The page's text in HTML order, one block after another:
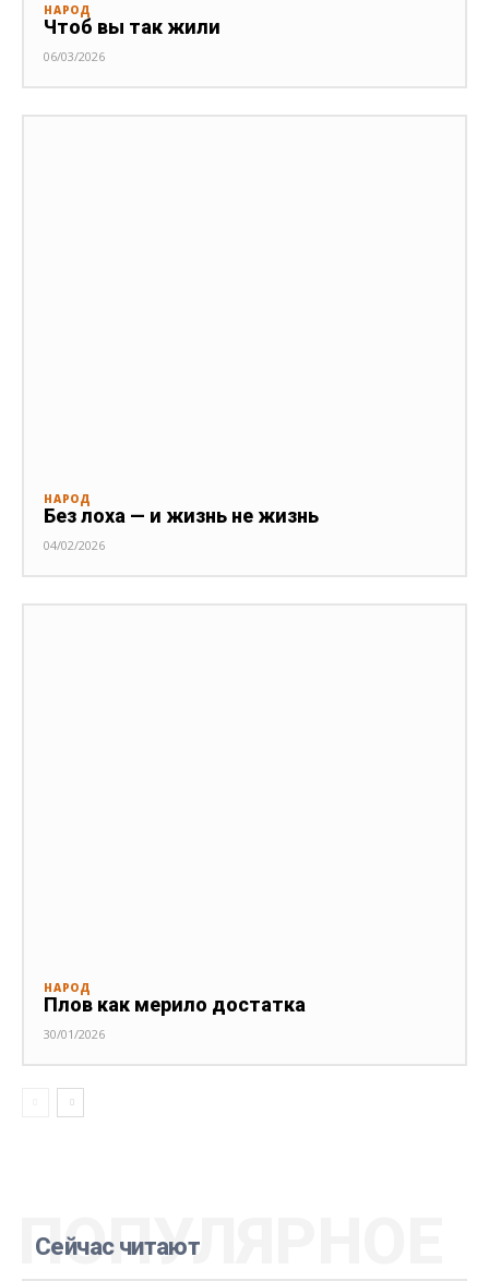
НАРОД
Чтоб вы так жили
06/03/2026
НАРОД
Без лоха — и жизнь не жизнь
04/02/2026
НАРОД
Плов как мерило достатка
30/01/2026
Сейчас читают
ПОПУЛЯРНОЕ